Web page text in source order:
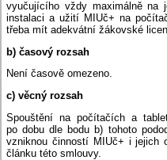
vyučujícího vždy maximálně na
instalaci a užití MIUč+ na
třeba mít adekvátní žákovské
b) časový rozsah
Není časově omezeno.
c) věcný rozsah
Spouštění na počítačích a
po dobu dle bodu b) tohoto
vzniknou činností MIUč+ i jejich
článku této smlouvy.